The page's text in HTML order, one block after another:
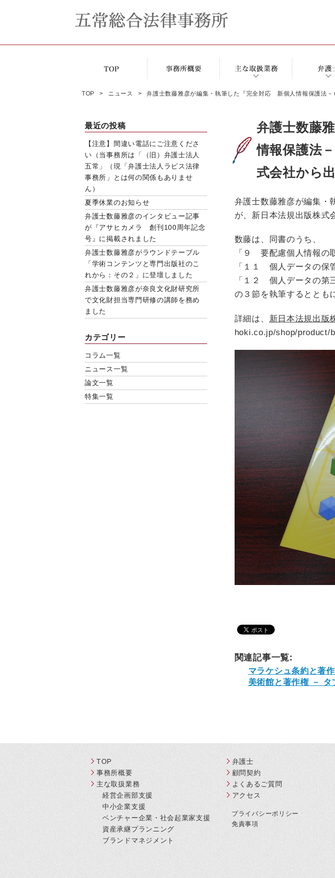
TOP ニュース 弁護士数藤雅彦が編集・執筆した『完全対応 新個人情報保護法－
最近の投稿
【注意】間違い電話にご注意くださ
い（当事務所は「（旧）弁護士法人
五常」（現「弁護士法人ラピス法律
事務所」とは何の関係もありませ
ん）
夏季休業のお知らせ
弁護士数藤雅彦のインタビュー記事
が『アサヒカメラ 創刊100周年記念
号』に掲載されました
弁護士数藤雅彦がラウンドテーブル
「学術コンテンツと専門出版社のこ
れから：その２」に登壇しました
弁護士数藤雅彦が奈良文化財研究所
で文化財担当専門研修の講師を務め
ました
カテゴリー
コラム一覧
ニュース一覧
論文一覧
特集一覧
弁護士数藤
情報保護法
式会社から
弁護士数藤雅彦が編集・
が、新日本法規出版株式
数藤は、同書のうち、
「９ 要配慮個人情報の
「１１ 個人データの保
「１２ 個人データの第
の３節を執筆するととも
詳細は、 新日本法規出版
hoki.co.jp/shop/product/
関連記事一覧:
マラケシュ条約と著
美術館と著作権 － タ
TOP
事務所概要
主な取扱業務
経営企画部支援
中小企業支援
ベンチャー企業・社会起業家支援
資産承継プランニング
ブランドマネジメント
弁護士
顧問契約
よくあるご質問
アクセス
プライバシーポリシー
免責事項